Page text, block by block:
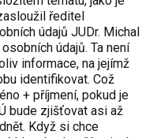
ředitel
údajů JUDr. Michal
údajů. Ta není
informace, na jejímž
identifikovat. Což
+ příjmení, pokud je
bude zjišťovat asi až
Když si chce